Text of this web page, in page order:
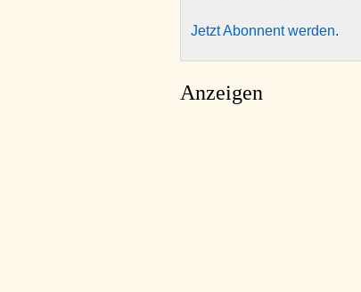
Jetzt Abonnent werden.
Anzeigen